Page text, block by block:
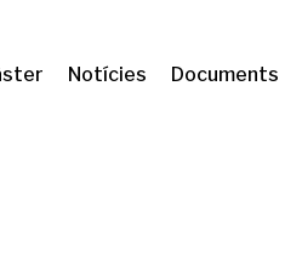
Notícies Documents